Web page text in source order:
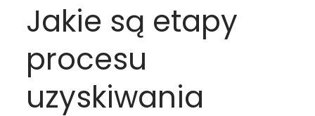
Jakie są etapy
procesu
uzyskiwania